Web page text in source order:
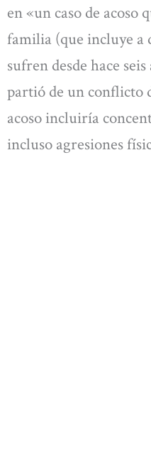
en «un caso de acoso
familia (que incluye a
sufren desde hace
partió de un conflicto
acoso incluiría
incluso agresiones